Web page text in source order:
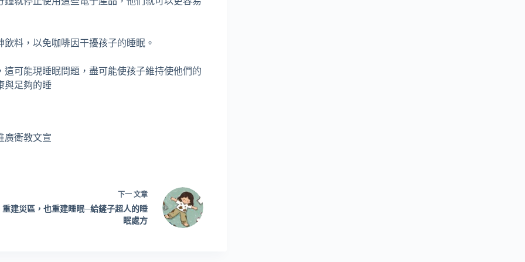
料，以免咖啡因干擾孩子的睡眠。
可能現睡眠問題，盡可能使孩子維持使他們的
與足夠的睡
廣衛教文宣
下一 文章
重建災區，也重建睡眠─給鏟子超人的睡
眠處方